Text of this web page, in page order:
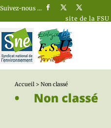
Suivez-nous …
site de la FSU
Accueil>Non classé
Non classé